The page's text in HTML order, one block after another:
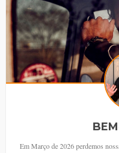
Em Março de 2026 perdemos